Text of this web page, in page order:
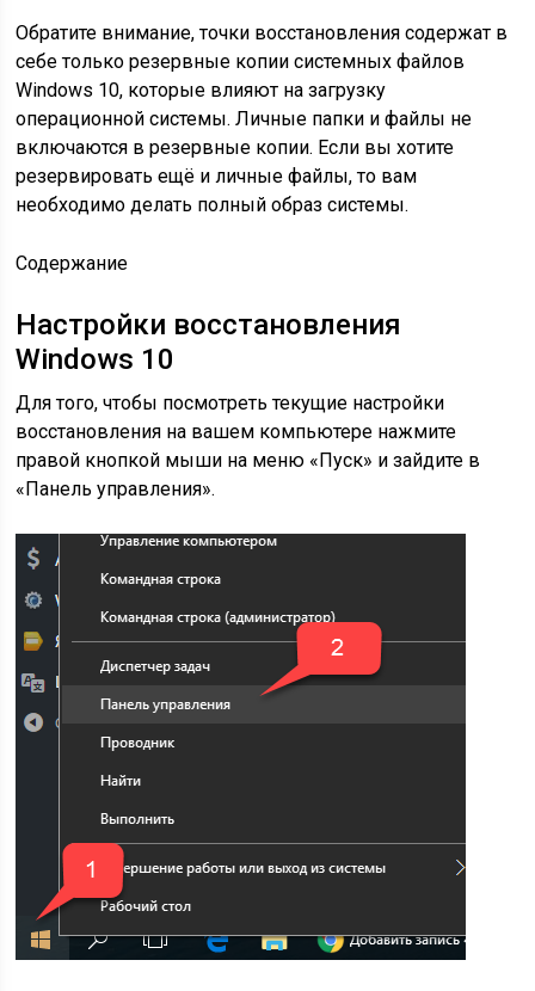
Обратите внимание, точки восстановления содержат в
себе только резервные копии системных файлов
Windows 10, которые влияют на загрузку
операционной системы. Личные папки и файлы не
включаются в резервные копии. Если вы хотите
резервировать ещё и личные файлы, то вам
необходимо делать полный образ системы.
Содержание
Настройки восстановления
Windows 10
Для того, чтобы посмотреть текущие настройки
восстановления на вашем компьютере нажмите
правой кнопкой мыши на меню «Пуск» и зайдите в
«Панель управления».